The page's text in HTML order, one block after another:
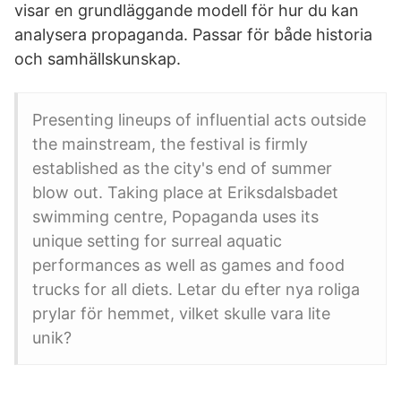
visar en grundläggande modell för hur du kan
analysera propaganda. Passar för både historia
och samhällskunskap.
Presenting lineups of influential acts outside
the mainstream, the festival is firmly
established as the city's end of summer
blow out. Taking place at Eriksdalsbadet
swimming centre, Popaganda uses its
unique setting for surreal aquatic
performances as well as games and food
trucks for all diets. Letar du efter nya roliga
prylar för hemmet, vilket skulle vara lite
unik?